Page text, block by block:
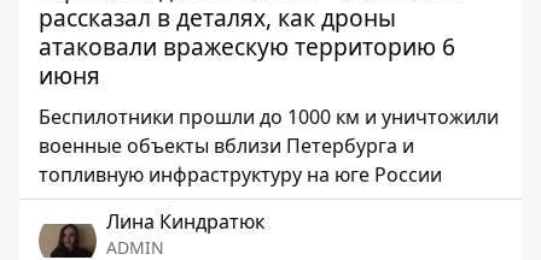
рассказал в деталях, как дроны
атаковали вражескую территорию 6
июня
Беспилотники прошли до 1000 км и уничтожили
военные объекты вблизи Петербурга и
топливную инфраструктуру на юге России
Лина Киндратюк
ADMIN